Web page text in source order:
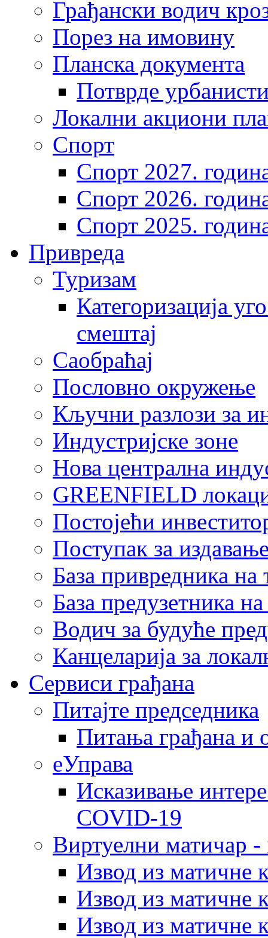
Грађански водич
Порез на имовину
Планска документа
Потврде
Локални акциони
Спорт
Спорт 2027.
Спорт 2026.
Спорт 2025.
Привреда
Туризам
Категоризација
смештај
Саобраћај
Пословно окружење
Кључни разлози за
Индустријске зоне
Нова централна
GREENFIELD
Постојећи
Поступак за
База привредника
База предузетника
Водич за будуће
Канцеларија за
Сервиси грађана
Питајте председника
Питања грађана и
еУправа
Исказивање
COVID-19
Виртуелни матичар -
Извод из матичне
Извод из матичне
Извод из матичне